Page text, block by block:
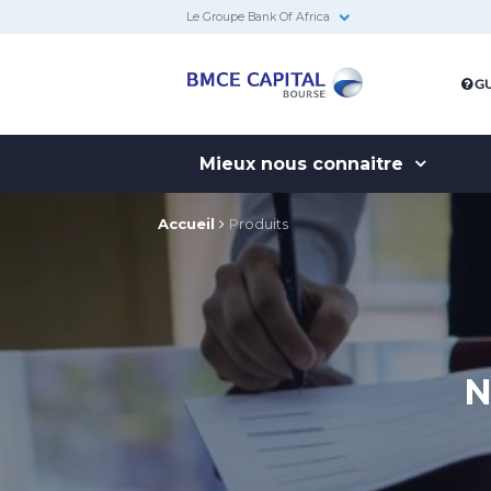
Le Groupe Bank Of Africa
Bourse
Mieux nous connaitre
Accueil Produits